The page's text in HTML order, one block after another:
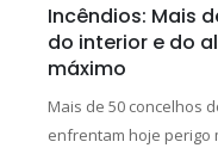
Incêndios: Mais
do interior e do
máximo
Mais de 50 concelhos
enfrentam hoje perigo